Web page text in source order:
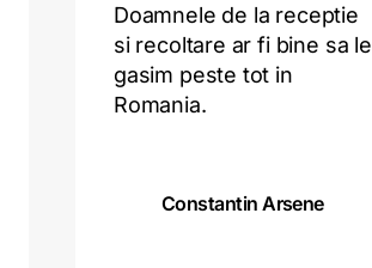
Doamnele de la receptie
si recoltare ar fi bine sa le
gasim peste tot in
Romania.
Constantin Arsene